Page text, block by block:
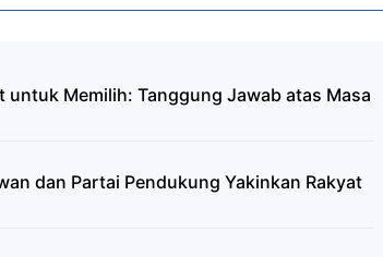
untuk Memilih: Tanggung Jawab atas Masa
dan Partai Pendukung Yakinkan Rakyat